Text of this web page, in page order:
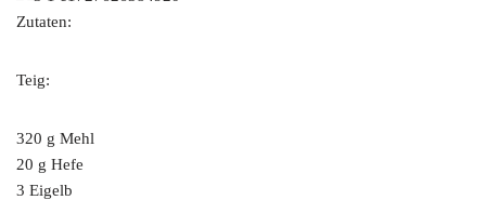
Zutaten:
Teig:
320 g Mehl
20 g Hefe
3 Eigelb